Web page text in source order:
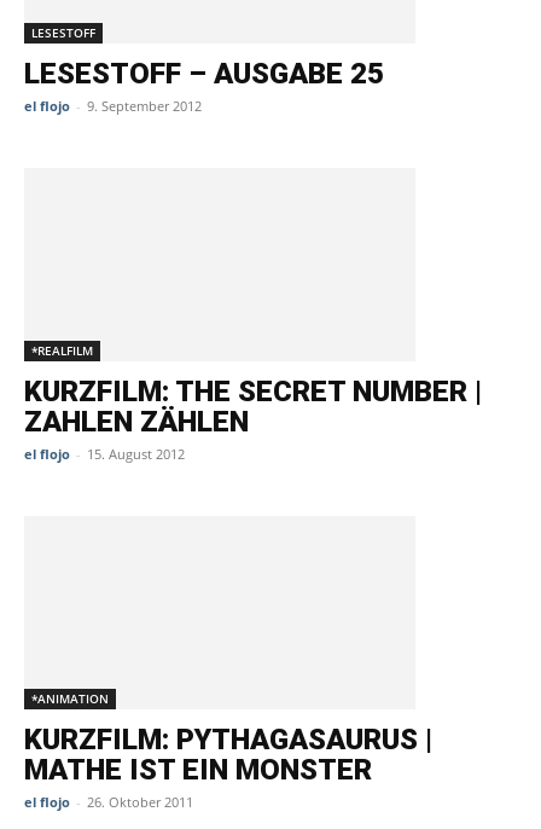
LESESTOFF
LESESTOFF – AUSGABE 25
el flojo - 9. September 2012
*REALFILM
KURZFILM: THE SECRET NUMBER |
ZAHLEN ZÄHLEN
el flojo - 15. August 2012
*ANIMATION
KURZFILM: PYTHAGASAURUS |
MATHE IST EIN MONSTER
el flojo - 26. Oktober 2011